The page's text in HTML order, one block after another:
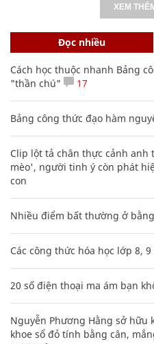
XEM
Đọc nhiều
Cách học thuộc nhanh Bảng
"thần chú"
17
Bảng công thức đạo hàm
Clip lột tả chân thực cảnh
mèo', người tinh ý còn phát
con
Nhiều điểm bất thường ở
Các công thức hóa học lớp 8,
20 số điện thoại ma ám bạn
Nguyễn Phương Hằng sở
khoe sổ đỏ tính bằng cân,